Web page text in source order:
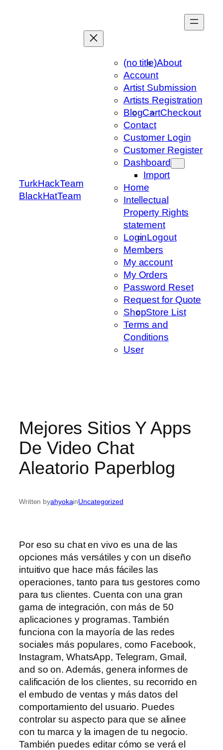
TurkHackTeam
BlackHatTeam
(no title)About
Account
Artist Submission
Artists Registration
BlogCartCheckout
Contact
Customer Login
Customer Register
Dashboard
Import
Home
Intellectual
Property Rights
statement
LoginLogout
Members
My account
My Orders
Password Reset
Request for Quote
ShopStore List
Terms and
Conditions
User
Mejores Sitios Y Apps
De Video Chat
Aleatorio Paperblog
Written byahyokainUncategorized
Por eso su chat en vivo es una de las
opciones más versátiles y con un diseño
intuitivo que hace más fáciles las
operaciones, tanto para tus gestores como
para tus clientes. Cuenta con una gran
gama de integración, con más de 50
aplicaciones y programas. También
funciona con la mayoría de las redes
sociales más populares, como Facebook,
Instagram, WhatsApp, Telegram, Gmail,
and so on. Además, genera informes de
calificación de los clientes, su recorrido en
el embudo de ventas y más datos del
comportamiento del usuario. Puedes
controlar su aspecto para que se alinee
con tu marca y la imagen de tu negocio.
También puedes editar cómo se verá el